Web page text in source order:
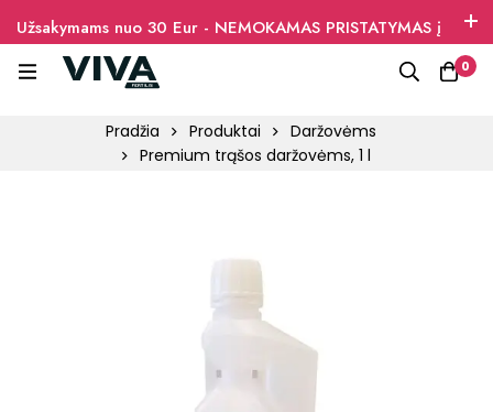
Užsakymams nuo 30 Eur - NEMOKAMAS PRISTATYMAS į
paštomatus
0
Pradžia Produktai
Daržovėms
Premium trąšos daržovėms, 1 l